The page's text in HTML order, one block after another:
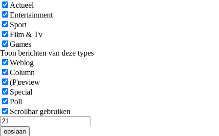
Actueel
Entertainment
Sport
Film & Tv
Games
Toon berichten van deze types
Weblog
Column
(P)review
Special
Poll
Scrollbar gebruiken
opslaan